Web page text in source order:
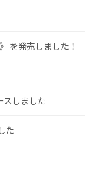
を発売しました！
スしました
た